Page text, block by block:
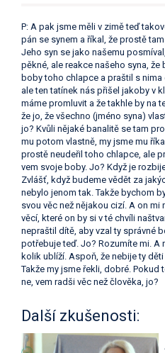
P: A pak jsme měli v zimě teď
pán se synem a říkal, že prostě
Jeho syn se jako našemu
pěkné, ale reakce našeho syna, že
boby toho chlapce a praštil s
ale ten tatínek nás přišel jakoby v
máme promluvit a že takhle by na
že jo, že všechno (jméno syna)
jo? Kvůli nějaké banalitě se tam
mu potom vlastně, my jsme mu
prostě neudeřil toho chlapce, ale
vem svoje boby. Jo? Když je
Zvlášť, když budeme vědět za
nebylo jenom tak. Takže bychom
svou věc než nějakou cizí. A on mi
věcí, které on by si v té chvíli
nepraštil dítě, aby vzal ty správné
potřebuje teď. Jo? Rozumíte mi. A
kolik ublíží. Aspoň, že nebije ty
Takže my jsme řekli, dobré.
ne, vem radši věc než člověka, jo?
Další zkušenosti: